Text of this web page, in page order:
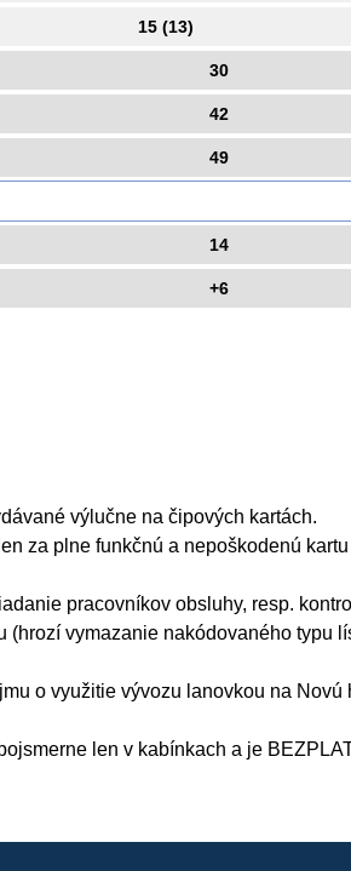
15 (13)
30
42
49
14
+6
výlučne na čipových kartách.
za plne funkčnú a nepoškodenú
pracovníkov obsluhy, resp.
vymazanie nakódovaného typu
o využitie vývozu lanovkou na
len v kabínkach a je